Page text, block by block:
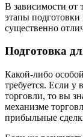
В зависимости от
этапы подготовки
существенно
Подготовка
Какой-либо
требуется. Если
торговли, то вы
механизме
прибыльные